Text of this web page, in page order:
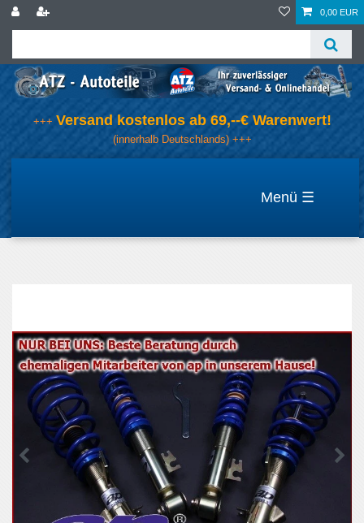
0,00 EUR
+++ Versand kostenlos ab 69,--€ Warenwert!
(innerhalb Deutschlands) +++
☰